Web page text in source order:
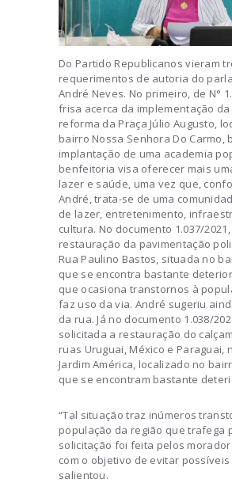
Do Partido Republicanos vieram
requerimentos de autoria do
André Neves. No primeiro, de N°
frisa acerca da implementação
reforma da Praça Júlio Augusto,
bairro Nossa Senhora Do Carmo,
implantação de uma academia
benfeitoria visa oferecer mais
lazer e saúde, uma vez que,
André, trata-se de uma
de lazer, entretenimento,
cultura. No documento 1.037/
restauração da pavimentação
Rua Paulino Bastos, situada no
que se encontra bastante
que ocasiona transtornos à
faz uso da via. André sugeriu
da rua. Já no documento 1.038/
solicitada a restauração do
ruas Uruguai, México e Paraguai,
Jardim América, localizado no
que se encontram bastante
“Tal situação traz inúmeros
população da região que trafega
solicitação foi feita pelos
com o objetivo de evitar possíveis
salientou.